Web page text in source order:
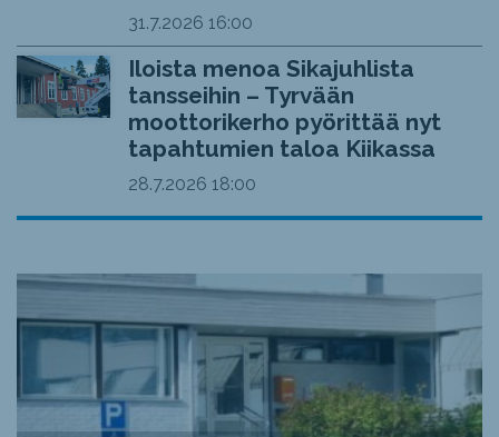
31.7.2026 16:00
Iloista menoa Sikajuhlista
tansseihin – Tyrvään
moottorikerho pyörittää nyt
tapahtumien taloa Kiikassa
28.7.2026 18:00